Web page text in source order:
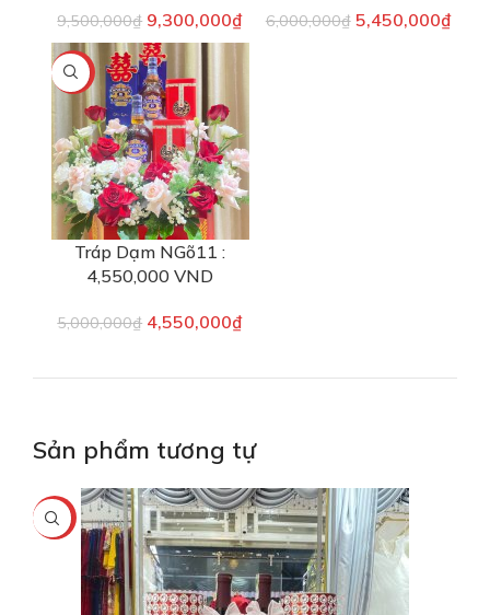
9,500,000₫ 9,300,000₫ 6,000,000₫ 5,450,000₫
-9%
Tráp Dạm NGõ11 :
4,550,000 VND
5,000,000₫ 4,550,000₫
Sản phẩm tương tự
-4%